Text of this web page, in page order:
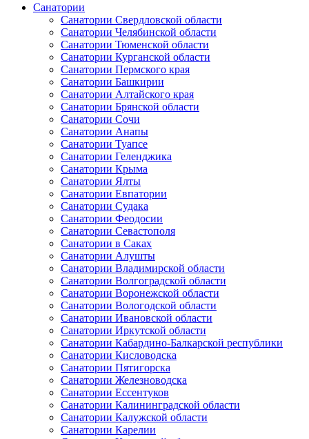
Санатории
Санатории Свердловской области
Санатории Челябинской области
Санатории Тюменской области
Санатории Курганской области
Санатории Пермского края
Санатории Башкирии
Санатории Алтайского края
Санатории Брянской области
Санатории Сочи
Санатории Анапы
Санатории Туапсе
Санатории Геленджика
Санатории Крыма
Санатории Ялты
Санатории Евпатории
Санатории Судака
Санатории Феодосии
Санатории Севастополя
Санатории в Саках
Санатории Алушты
Санатории Владимирской области
Санатории Волгоградской области
Санатории Воронежской области
Санатории Вологодской области
Санатории Ивановской области
Санатории Иркутской области
Санатории Кабардино-Балкарской республики
Санатории Кисловодска
Санатории Пятигорска
Санатории Железноводска
Санатории Ессентуков
Санатории Калининградской области
Санатории Калужской области
Санатории Карелии